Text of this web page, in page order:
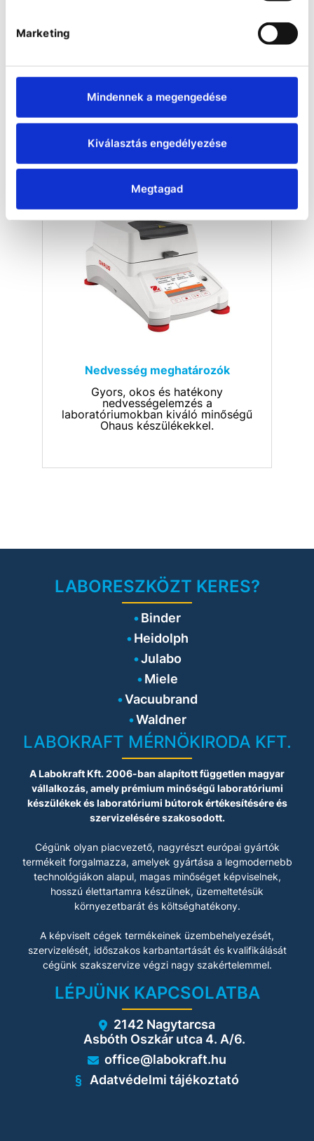
Marketing
Mindennek a megengedése
Kiválasztás engedélyezése
Megtagad
Mérlegek
analitikai, félmikro, platform és
éves gyártói tapasztalattal.
Nedvesség meghatározók
Gyors, okos és hatékony
nedvességelemzés a
laboratóriumokban kiváló minőségű
Ohaus készülékekkel.
LABORESZKÖZT KERES?
Binder
Heidolph
Julabo
Miele
Vacuubrand
Waldner
LABOKRAFT MÉRNÖKIRODA KFT.
A Labokraft Kft. 2006-ban alapított független magyar
vállalkozás, amely prémium minőségű laboratóriumi
készülékek és laboratóriumi bútorok értékesítésére és
szervizelésére szakosodott.
Cégünk olyan piacvezető, nagyrészt európai gyártók
termékeit forgalmazza, amelyek gyártása a legmodernebb
technológiákon alapul, magas minőséget képviselnek,
hosszú élettartamra készülnek, üzemeltetésük
környezetbarát és költséghatékony.
A képviselt cégek termékeinek üzembehelyezését,
szervizelését, időszakos karbantartását és kvalifikálását
cégünk szakszervize végzi nagy szakértelemmel.
LÉPJÜNK KAPCSOLATBA
2142 Nagytarcsa
Asbóth Oszkár utca 4. A/6.
office@labokraft.hu
Adatvédelmi tájékoztató